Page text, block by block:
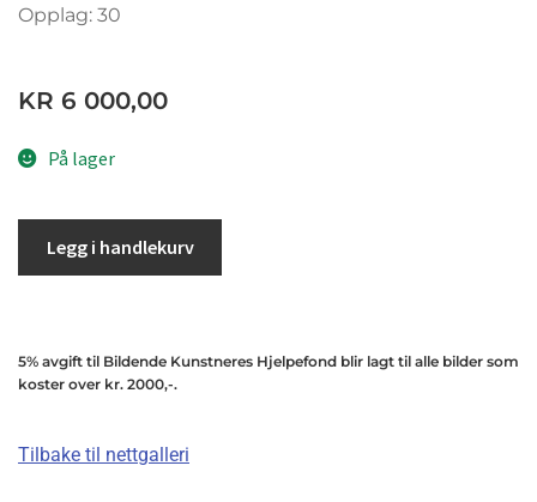
Opplag: 30
KR 6 000,00
På lager
Legg i handlekurv
5% avgift til Bildende Kunstneres Hjelpefond blir lagt til alle bilder som
koster over kr. 2000,-.
Tilbake til nettgalleri